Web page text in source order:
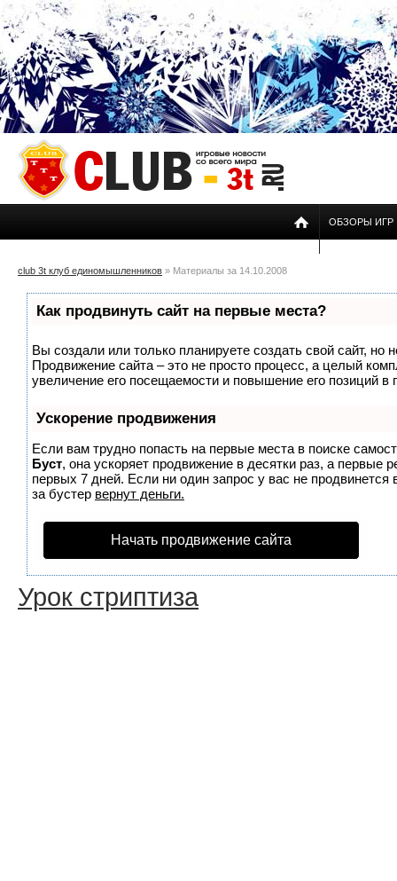
ОБЗОРЫ ИГР
club 3t клуб единомышленников » Материалы за 14.10.2008
Как продвинуть сайт на первые места?
Вы создали или только планируете создать свой сайт, но
Продвижение сайта – это не просто процесс, а целый
увеличение его посещаемости и повышение его позиций в
Ускорение продвижения
Если вам трудно попасть на первые места в поиске
Буст, она ускоряет продвижение в десятки раз, а первые
первых 7 дней. Если ни один запрос у вас не продвинется
за бустер вернут деньги.
Начать продвижение сайта
Урок стриптиза